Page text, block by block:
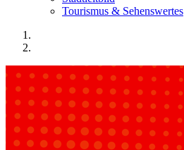
Tourismus & Sehenswertes